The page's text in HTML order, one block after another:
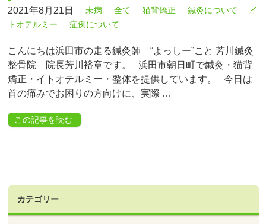
2021年8月21日 未病 全て 猫背矯正 鍼灸について
イ
トオテルミー
症例について
こんにちは浜田市の走る鍼灸師 “よっしー”こと 芳川鍼灸
整骨院 院長芳川裕章です。 浜田市朝日町で鍼灸・猫背
矯正・イトオテルミー・整体を提供しています。 今日は
首の痛みでお困りの方向けに、実際 …
この記事を読む
カテゴリー